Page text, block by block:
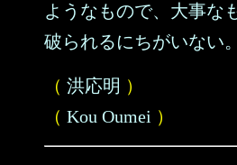
ようなもので、大事な
破られるにちがいない。
（ 洪応明 ）
（ Kou Oumei ）